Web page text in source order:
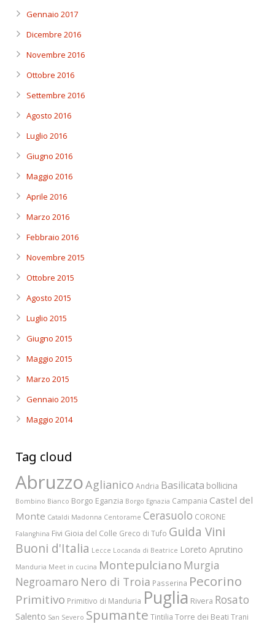
Gennaio 2017
Dicembre 2016
Novembre 2016
Ottobre 2016
Settembre 2016
Agosto 2016
Luglio 2016
Giugno 2016
Maggio 2016
Aprile 2016
Marzo 2016
Febbraio 2016
Novembre 2015
Ottobre 2015
Agosto 2015
Luglio 2015
Giugno 2015
Maggio 2015
Marzo 2015
Gennaio 2015
Maggio 2014
Tag cloud
AbruzzoAglianico Andria Basilicata bollicina
Bombino Bianco Borgo Eganzia Borgo Egnazia Campania Castel del
Monte Cataldi Madonna Centorame Cerasuolo CORONE
Falanghina Fivi Gioia del Colle Greco di Tufo Guida Vini
Buoni d'Italia Lecce Locanda di Beatrice Loreto Aprutino
Manduria Meet in cucina Montepulciano Murgia
Negroamaro Nero di Troia Passerina Pecorino
Primitivo Primitivo di Manduria Puglia Rivera Rosato
Salento San Severo Spumante Tintilia Torre dei Beati Trani